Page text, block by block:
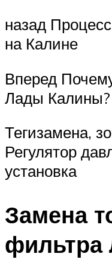
назад
на Калине
Вперед
Лады Калины?
Тегизамена,
Регулятор
установка
Замена
фильтра